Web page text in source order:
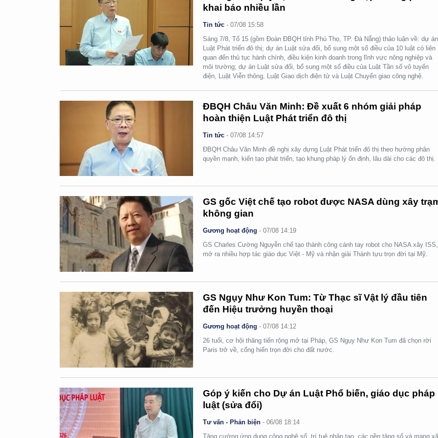
khai báo nhiều lần
Tin tức -07/08 15:58
Sáng 7/8, Tổ 15 (gồm Đoàn ĐBQH tỉnh Phú Thọ, TP. Đà Nẵng) thảo luận về: dự án
Luật Phát triển đô thị; dự án Luật sửa đổi, bổ sung một số điều của 10 luật có liên
quan đến thủ tục hành chính, điều kiện kinh doanh trong lĩnh vực nông nghiệp và
môi trường; dự án Luật sửa đổi, bổ sung một số điều của Luật Tần số vô tuyến
điện, Luật Viễn thông, Luật Giao dịch điện tử và Luật Chuyển giao công nghệ.
ĐBQH Châu Văn Minh: Đề xuất 6 nhóm giải pháp
hoàn thiện Luật Phát triển đô thị
Tin tức -07/08 14:57
ĐBQH Châu Văn Minh đề nghị xây dựng Luật Phát triển đô thị theo hướng phân
quyền mạnh, kiến tạo phát triển, tạo khung pháp lý ổn định, lâu dài cho các đô thị.
GS gốc Việt chế tạo robot được NASA dùng xây
không gian
Gương hoạt động -07/08 14:19
GS Charles Cường Nguyễn chế tạo thành công cánh tay robot cho NASA xây ISS,
mở ra nhiều hợp tác giáo dục Việt - Mỹ và nhận giải Thành tựu trọn đời tại Mỹ.
GS Ngụy Như Kon Tum: Từ Thạc sĩ Vật lý đầu tiên
đến Hiệu trưởng huyền thoại
Gương hoạt động -07/08 14:12
26 tuổi, cơ hội thăng tiến rộng mở tại Pháp, GS Ngụy Như Kon Tum đã chọn rời
Paris trở về, cống hiến trọn đời cho đất nước.
Góp ý kiến cho Dự án Luật Phổ biến, giáo dục pháp
luật (sửa đổi)
Tư vấn - Phản biện -06/08 18:14
Tăng cường ứng dụng công nghệ số, trí tuệ nhân tạo, các nền tảng số và mạng